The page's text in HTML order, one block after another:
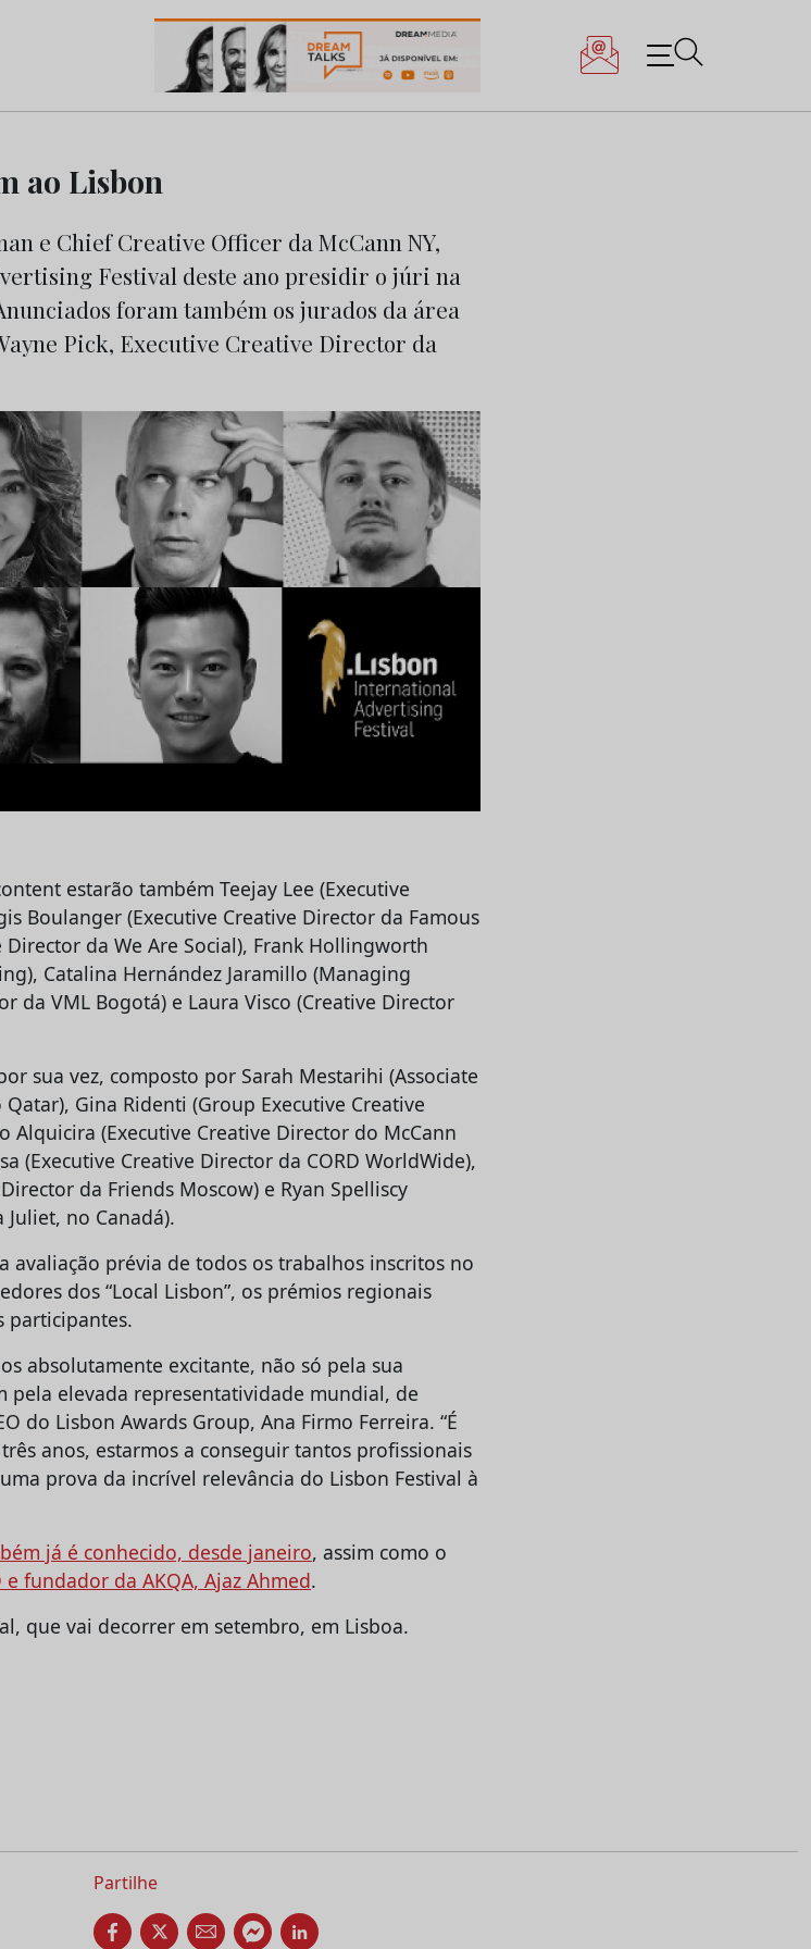
ao Lisbon
e Chief Creative Officer da McCann NY,
Festival deste ano presidir o júri na
foram também os jurados da área
Pick, Executive Creative Director da
estarão também Teejay Lee (Executive
Boulanger (Executive Creative Director da Famous
Director da We Are Social), Frank Hollingworth
Catalina Hernández Jaramillo (Managing
da VML Bogotá) e Laura Visco (Creative Director
sua vez, composto por Sarah Mestarihi (Associate
Gina Ridenti (Group Executive Creative
Alquicira (Executive Creative Director do McCann
(Executive Creative Director da CORD WorldWide),
da Friends Moscow) e Ryan Spelliscy
no Canadá).
avaliação prévia de todos os trabalhos inscritos no
dos “Local Lisbon”, os prémios regionais
participantes.
absolutamente excitante, não só pela sua
pela elevada representatividade mundial, de
do Lisbon Awards Group, Ana Firmo Ferreira. “É
anos, estarmos a conseguir tantos profissionais
prova da incrível relevância do Lisbon Festival à
já é conhecido, desde janeiro, assim como o
fundador da AKQA, Ajaz Ahmed.
que vai decorrer em setembro, em Lisboa.
Partilhe